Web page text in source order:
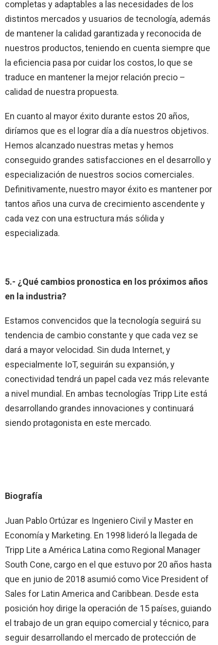
completas y adaptables a las necesidades de los
distintos mercados y usuarios de tecnología, además
de mantener la calidad garantizada y reconocida de
nuestros productos, teniendo en cuenta siempre que
la eficiencia pasa por cuidar los costos, lo que se
traduce en mantener la mejor relación precio –
calidad de nuestra propuesta.
En cuanto al mayor éxito durante estos 20 años,
diríamos que es el lograr día a día nuestros objetivos.
Hemos alcanzado nuestras metas y hemos
conseguido grandes satisfacciones en el desarrollo y
especialización de nuestros socios comerciales.
Definitivamente, nuestro mayor éxito es mantener por
tantos años una curva de crecimiento ascendente y
cada vez con una estructura más sólida y
especializada.
5.- ¿Qué cambios pronostica en los próximos años
en la industria?
Estamos convencidos que la tecnología seguirá su
tendencia de cambio constante y que cada vez se
dará a mayor velocidad. Sin duda Internet, y
especialmente IoT, seguirán su expansión, y
conectividad tendrá un papel cada vez más relevante
a nivel mundial. En ambas tecnologías Tripp Lite está
desarrollando grandes innovaciones y continuará
siendo protagonista en este mercado.
Biografía
Juan Pablo Ortúzar es Ingeniero Civil y Master en
Economía y Marketing. En 1998 lideró la llegada de
Tripp Lite a América Latina como Regional Manager
South Cone, cargo en el que estuvo por 20 años hasta
que en junio de 2018 asumió como Vice President of
Sales for Latin America and Caribbean. Desde esta
posición hoy dirige la operación de 15 países, guiando
el trabajo de un gran equipo comercial y técnico, para
seguir desarrollando el mercado de protección de